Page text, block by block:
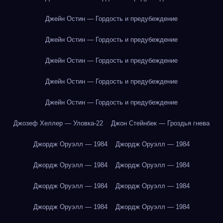
Джейн Остин — Гордость и предубеждение
Джейн Остин — Гордость и предубеждение
Джейн Остин — Гордость и предубеждение
Джейн Остин — Гордость и предубеждение
Джейн Остин — Гордость и предубеждение
Джозеф Хеллер — Уловка-22 Джон Стейнбек — Гроздья гнева
Джордж Оруэлл — 1984 Джордж Оруэлл — 1984
Джордж Оруэлл — 1984 Джордж Оруэлл — 1984
Джордж Оруэлл — 1984 Джордж Оруэлл — 1984
Джордж Оруэлл — 1984 Джордж Оруэлл — 1984